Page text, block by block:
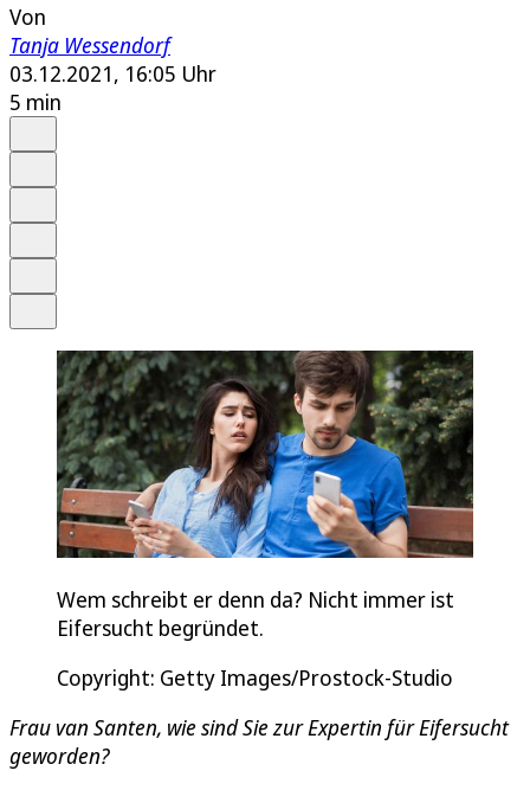
Von
Tanja Wessendorf
03.12.2021, 16:05 Uhr
5 min
Wem schreibt er denn da? Nicht immer ist
Eifersucht begründet.
Copyright: Getty Images/Prostock-Studio
Frau van Santen, wie sind Sie zur Expertin für Eifersucht
geworden?